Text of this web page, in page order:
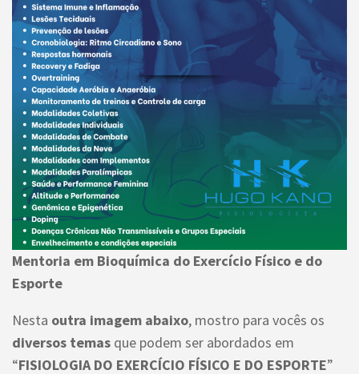
Mentoria em Bioquímica do Exercício Físico e do
Esporte
Nesta outra imagem abaixo, mostro para vocês os
diversos temas que podem ser abordados em
“FISIOLOGIA DO EXERCÍCIO FÍSICO E DO ESPORTE”